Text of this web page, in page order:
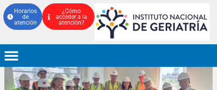
al
contenido
Horarios
de
atención
¿Cómo
acceder a la
atención?